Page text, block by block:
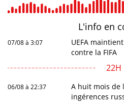
L'info en
07/08 à 3:07
UEFA
contre la FIFA
22H
06/08 à 22:37
A huit mois de
ingérences